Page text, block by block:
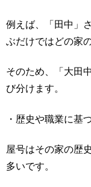
例えば、「田中」
ぶだけではどの家
そのため、「大田
び分けます。
・歴史や職業に基
屋号はその家の歴
多いです。